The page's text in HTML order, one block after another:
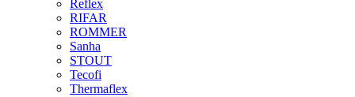
Reflex
RIFAR
ROMMER
Sanha
STOUT
Tecofi
Thermaflex